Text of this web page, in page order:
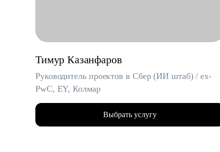
Тимур Казанфаров
Руководитель проектов в Сбер (ИИ штаб) / ex-
PwC, EY, Колмар
Выбрать услугу